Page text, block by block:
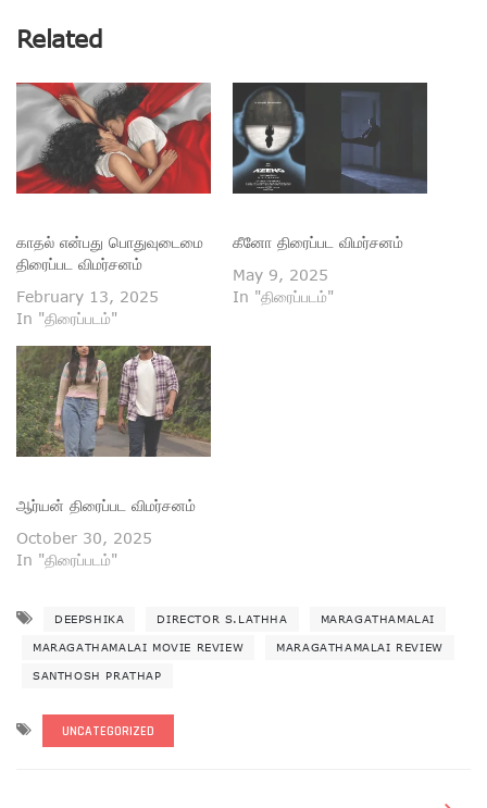
Related
காதல் என்பது பொதுவுடைமை
திரைப்பட விமர்சனம்
February 13, 2025
In "திரைப்படம்"
கீனோ திரைப்பட விமர்சனம்
May 9, 2025
In "திரைப்படம்"
ஆர்யன் திரைப்பட விமர்சனம்
October 30, 2025
In "திரைப்படம்"
DEEPSHIKA DIRECTOR S.LATHHA MARAGATHAMALAI
MARAGATHAMALAI MOVIE REVIEW MARAGATHAMALAI REVIEW
SANTHOSH PRATHAP
UNCATEGORIZED